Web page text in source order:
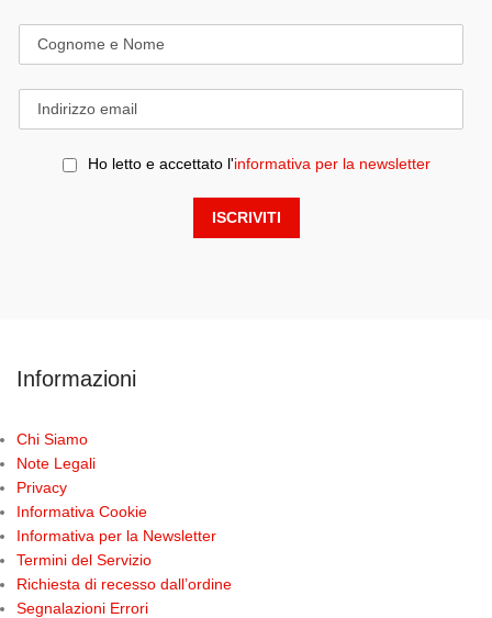
Ho letto e accettato l'informativa per la newsletter
Informazioni
Chi Siamo
Note Legali
Privacy
Informativa Cookie
Informativa per la Newsletter
Termini del Servizio
Richiesta di recesso dall’ordine
Segnalazioni Errori